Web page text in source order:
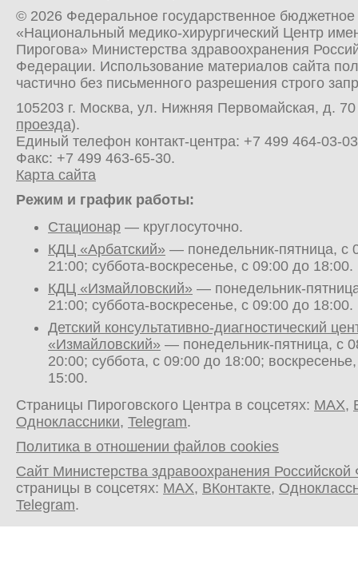
© 2026 Федеральное государственное
«Национальный медико-хирургический Центр
Пирогова» Министерства здравоохранения
Федерации. Использование материалов сайта
частично без письменного разрешения строго
105203 г. Москва, ул. Нижняя Первомайская, д.
проезда).
Единый телефон контакт-центра: +7 499 464-03-03
Факс: +7 499 463-65-30.
Карта сайта
Режим и график работы:
Стационар — круглосуточно.
КДЦ «Арбатский» — понедельник-пятница, с
21:00; суббота-воскресенье, с 09:00 до 18:00.
КДЦ «Измайловский» — понедельник-
21:00; суббота-воскресенье, с 09:00 до 18:00.
Детский консультативно-диагностический
«Измайловский» — понедельник-пятница, с
20:00; суббота, с 09:00 до 18:00;
15:00.
Страницы Пироговского Центра в соцсетях: MAX,
Одноклассники, Telegram.
Политика в отношении файлов cookies
Сайт Министерства здравоохранения
страницы в соцсетях: MAX, ВКонтакте,
Telegram.